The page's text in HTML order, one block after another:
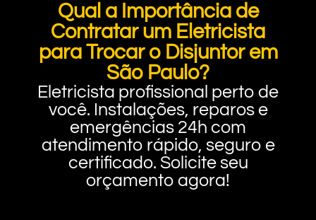
Qual a Importância de
Contratar um Eletricista
para Trocar o Disjuntor em
São Paulo?
Eletricista profissional perto de
você. Instalações, reparos e
emergências 24h com
atendimento rápido, seguro e
certificado. Solicite seu
orçamento agora!